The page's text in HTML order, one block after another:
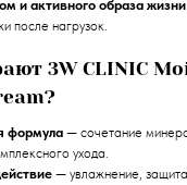
и активного образа жизни
после нагрузок.
3W CLINIC
формула— сочетание
ухода.
— увлажнение,